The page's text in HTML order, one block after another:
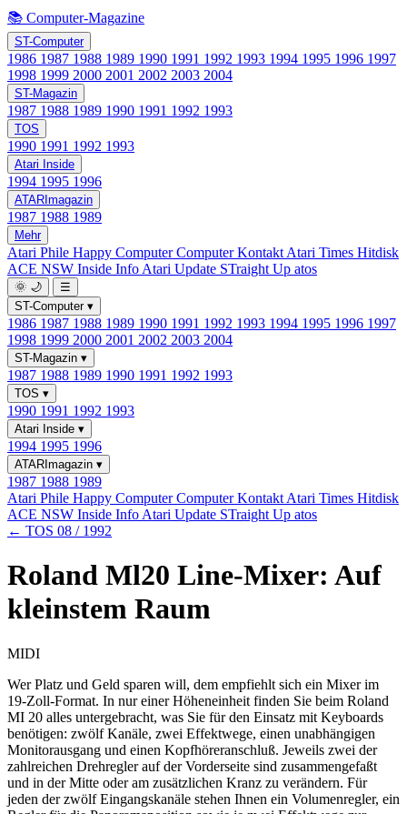
📚 Computer-Magazine
ST-Computer
1986 1987 1988 1989 1990 1991 1992 1993 1994 1995 1996 1997
1998 1999 2000 2001 2002 2003 2004
ST-Magazin
1987 1988 1989 1990 1991 1992 1993
TOS
1990 1991 1992 1993
Atari Inside
1994 1995 1996
ATARImagazin
1987 1988 1989
Mehr
Atari Phile Happy ComputerComputer Kontakt Atari Times Hitdisk
ACE NSW Inside Info Atari Update STraight Up atos
🌞 🌙
☰
ST-Computer ▾
1986 1987 1988 1989 1990 1991 1992 1993 1994 1995 1996 1997
1998 1999 2000 2001 2002 2003 2004
ST-Magazin ▾
1987 1988 1989 1990 1991 1992 1993
TOS ▾
1990 1991 1992 1993
Atari Inside ▾
1994 1995 1996
ATARImagazin ▾
1987 1988 1989
Atari Phile Happy ComputerComputer Kontakt Atari Times Hitdisk
ACE NSW Inside Info Atari Update STraight Up atos
← TOS 08 / 1992
Roland Ml20 Line-Mixer: Auf
kleinstem Raum
MIDI
Wer Platz und Geld sparen will, dem empfiehlt sich ein Mixer im
19-Zoll-Format. In nur einer Höheneinheit finden Sie beim Roland
MI 20 alles untergebracht, was Sie für den Einsatz mit Keyboards
benötigen: zwölf Kanäle, zwei Effektwege, einen unabhängigen
Monitorausgang und einen Kopfhöreranschluß. Jeweils zwei der
zahlreichen Drehregler auf der Vorderseite sind zusammengefaßt
und in der Mitte oder am zusätzlichen Kranz zu verändern. Für
jeden der zwölf Eingangskanäle stehen Ihnen ein Volumenregler, ein